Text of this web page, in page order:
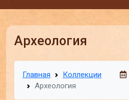
Археология
Главная
Коллекции
Археология